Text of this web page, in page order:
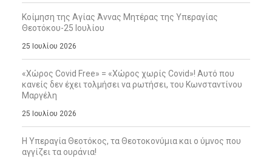
Κοίμηση της Αγίας Άννας Μητέρας της Υπεραγίας
Θεοτόκου-25 Ιουλίου
25 Ιουλίου 2026
«Χώρος Covid Free» = «Χώρος χωρίς Covid»! Αυτό που
κανείς δεν έχει τολμήσει να ρωτήσει, του Κωνσταντίνου
Μαργέλη
25 Ιουλίου 2026
Η Υπεραγία Θεοτόκος, τα Θεοτοκονύμια και ο ύμνος που
αγγίζει τα ουράνια!